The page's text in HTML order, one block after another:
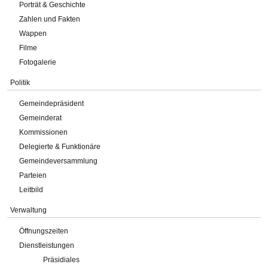
Porträt & Geschichte
Zahlen und Fakten
Wappen
Filme
Fotogalerie
Politik
Gemeindepräsident
Gemeinderat
Kommissionen
Delegierte & Funktionäre
Gemeindeversammlung
Parteien
Leitbild
Verwaltung
Öffnungszeiten
Dienstleistungen
Präsidiales